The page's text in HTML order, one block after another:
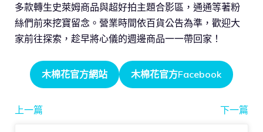
多款轉生史萊姆商品與超好拍主題合影區，通通等著粉
絲們前來挖寶留念。營業時間依百貨公告為準，歡迎大
家前往探索，趁早將心儀的週邊商品一一帶回家！
木棉花官方網站 木棉花官方Facebook
上一篇 下一篇